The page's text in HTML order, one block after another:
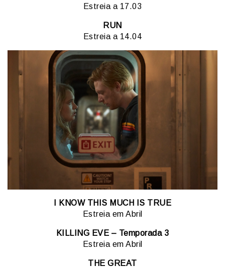
Estreia a 17.03
RUN
Estreia a 14.04
I KNOW THIS MUCH IS TRUE
Estreia em Abril
KILLING EVE – Temporada 3
Estreia em Abril
THE GREAT